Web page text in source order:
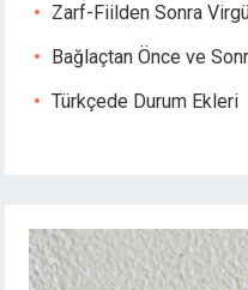
Zarf-Fiilden Sonra
Bağlaçtan Önce ve
Türkçede Durum Ekleri